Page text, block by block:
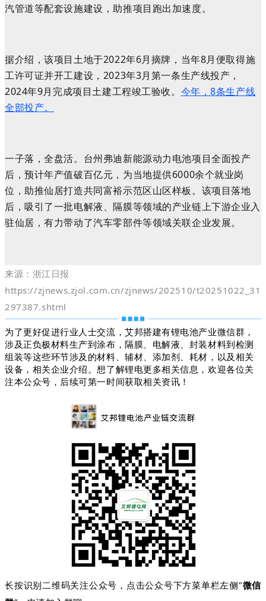
汽管道等配套设施建设，助推项目跑出加速度。
据介绍，该项目土地于2022年6月摘牌，当年8月便取得施
工许可证并开工建设，2023年3月第一条生产线投产，
2024年9月完成项目土建工程竣工验收。 今年，8条生产线
全部投产。
一子落，全盘活。台州弗迪新能源动力电池项目全面投产
后，预计年产值破百亿元，为当地提供6000余个就业岗
位，助推仙居打造共同富裕示范区山区样板。该项目落地
后，吸引了一批电解液、隔膜等领域的产业链上下游企业入
驻仙居，有力带动了汽车零部件等领域关联企业发展。
来源：浙江日报
https://zjnews.zjol.com.cn/zjnews/202510/t20251022_31
297387.shtml
为了更好促进行业人士交流，艾邦搭建有锂电池产业微信群，
涉及 正负极材料生产到涂布，隔膜、电解液、封装材料到检测
组装等这些环节涉及的材料、辅材、添加剂、耗材，以及相关
设备，相关企业介绍。想了解锂电更多相关信息，欢迎各位关
注本公众号，后续可第一时间获取相关资讯！
长按识别二维码关注公众号，点击公众号下方菜单栏左侧“微信